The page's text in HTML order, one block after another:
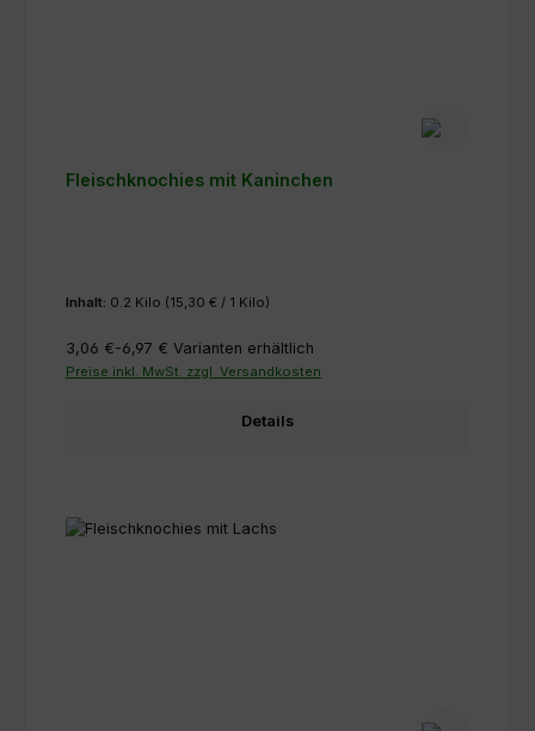
Fleischknochies mit Kaninchen
Inhalt: 0.2 Kilo (15,30 € / 1 Kilo)
3,06 €-6,97 € Varianten erhältlich
Preise inkl. MwSt. zzgl. Versandkosten
Details